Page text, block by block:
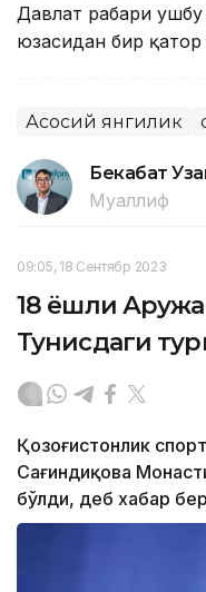
Давлат раҳбари
юзасидан бир
Асосий янгилик
Бекабат
Муаллиф
09:05, 18 Сентябр 2023
18 ёшли
Тунисдаги
Қозоғистонлик
Сағиндиқова
бўлди, деб хабар